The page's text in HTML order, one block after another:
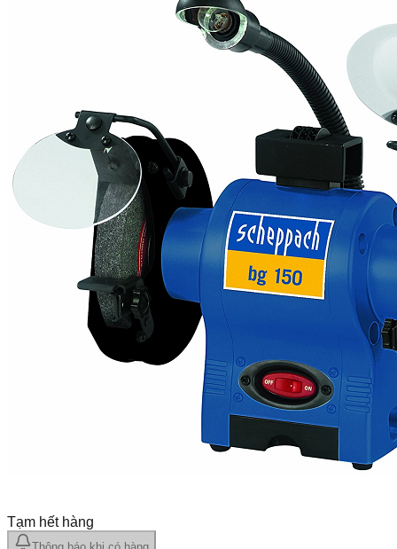
Tạm hết hàng